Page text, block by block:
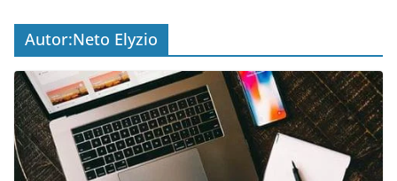
Autor:Neto Elyzio